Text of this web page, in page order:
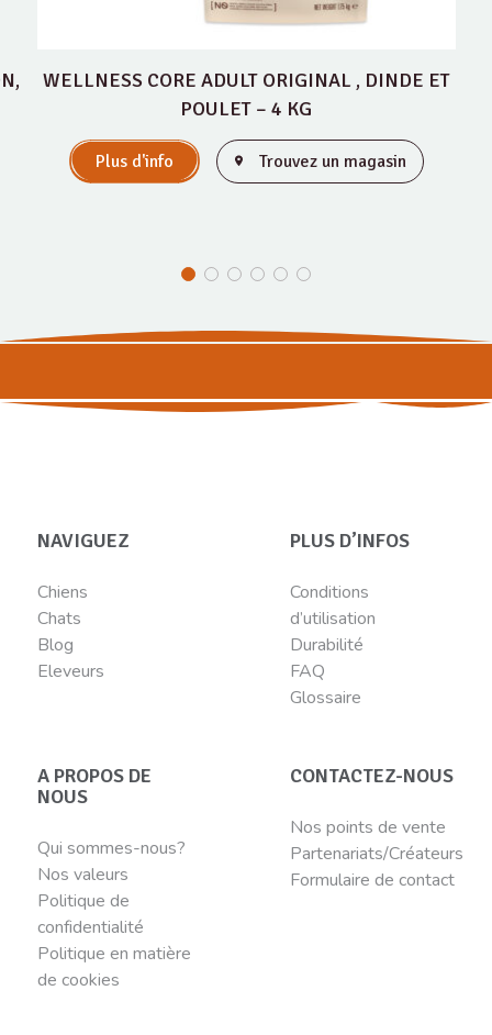
WELLNESS CORE ADULT ORIGINAL , DINDE ET
POULET – 4 KG
Plus d'info Trouvez un magasin
NAVIGUEZ
Chiens
Chats
Blog
Eleveurs
PLUS D’INFOS
Conditions
d’utilisation
Durabilité
FAQ
Glossaire
A PROPOS DE
NOUS
Qui sommes-nous?
Nos valeurs
Politique de
confidentialité
Politique en matière
de cookies
CONTACTEZ-NOUS
Nos points de vente
Partenariats/Créateurs
Formulaire de contact